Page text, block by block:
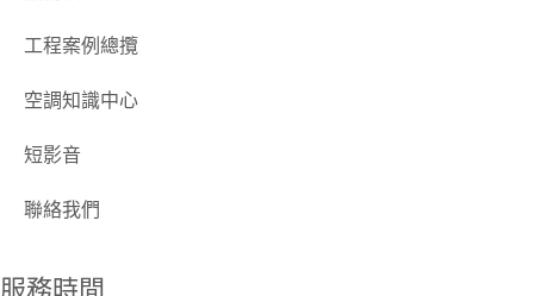
工程案例總攬
空調知識中心
短影音
聯絡我們
服務時間